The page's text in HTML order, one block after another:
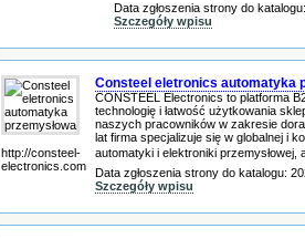
Data zgłoszenia strony do
Szczegóły wpisu
http://consteel-
electronics.com
Consteel eletronics automatyka
CONSTEEL Electronics to platforma
technologię i łatwość użytkowania
naszych pracowników w zakresie
lat firma specjalizuje się w globalnej i
automatyki i elektroniki
Data zgłoszenia strony do katalogu:
Szczegóły wpisu